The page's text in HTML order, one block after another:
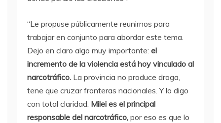
“Le propuse públicamente reunirnos para
trabajar en conjunto para abordar este tema.
Dejo en claro algo muy importante: el
incremento de la violencia está hoy vinculado al
narcotráfico. La provincia no produce droga,
tene que cruzar fronteras nacionales. Y lo digo
con total claridad: Milei es el principal
responsable del narcotráfico, por eso es que lo